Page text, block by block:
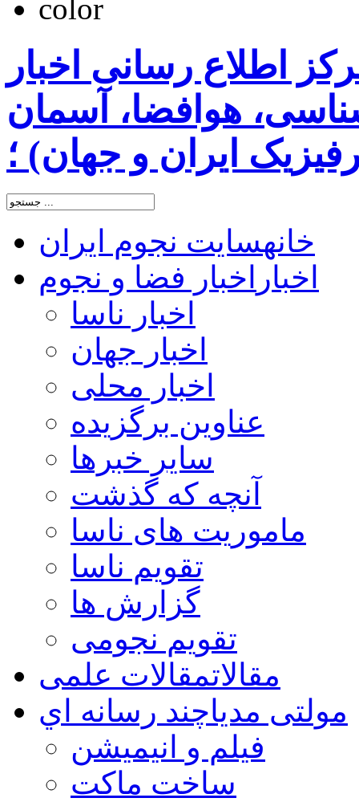
اطلاع رسانی اخبار
هوافضا، آسمان
ایران و جهان) ؛
خانهسایت نجوم ایران
اخبار اخبار فضا و نجوم
اخبار ناسا
اخبار جهان
اخبار محلی
عناوین برگزیده
سایر خبرها
آنچه که گذشت
ماموریت های ناسا
تقویم ناسا
گزارش ها
تقویم نجومی
مقالاتمقالات علمی
مولتی مدیاچند رسانه اي
فیلم و انیمیشن
ساخت ماکت